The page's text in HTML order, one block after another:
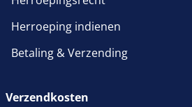
Herroeping indienen
Betaling & Verzending
Verzendkosten